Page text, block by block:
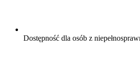
Dostępność dla osób z